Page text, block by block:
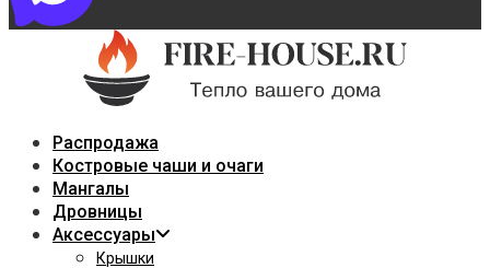
Распродажа
Костровые чаши и очаги
Мангалы
Дровницы
Аксессуары
Крышки